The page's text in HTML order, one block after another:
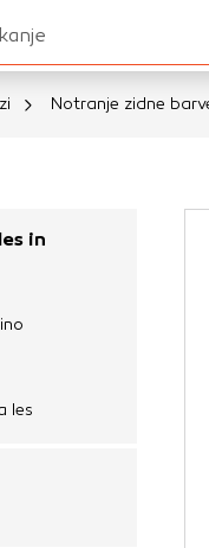
Notranje zidne
in
les
Vaša zasebnost
Ko obiščete katero
brskalnika,
vašo napravo ali
informacije
prilagojeno spletno
različna imena
določenih vrst